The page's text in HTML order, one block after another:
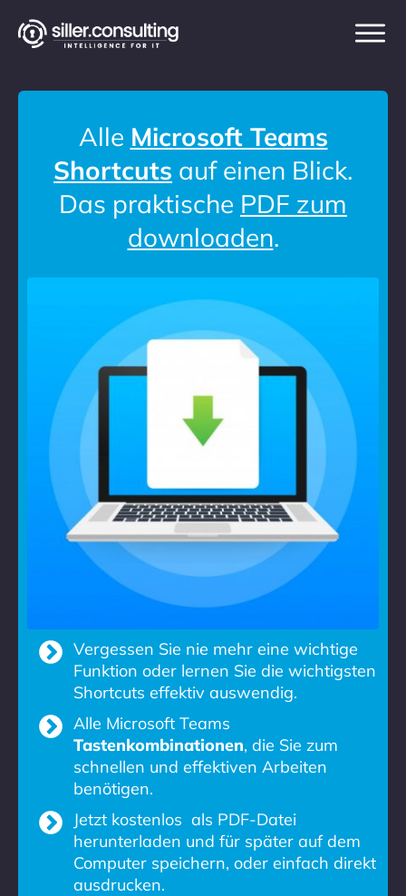
Alle Microsoft Teams
Shortcuts auf einen Blick.
Das praktische PDF zum
downloaden.
Vergessen Sie nie mehr eine wichtige
Funktion oder lernen Sie die wichtigsten
Shortcuts effektiv auswendig.
Alle Microsoft Teams
Tastenkombinationen, die Sie zum
schnellen und effektiven Arbeiten
benötigen.
Jetzt kostenlos als PDF-Datei
herunterladen und für später auf dem
Computer speichern, oder einfach direkt
ausdrucken.